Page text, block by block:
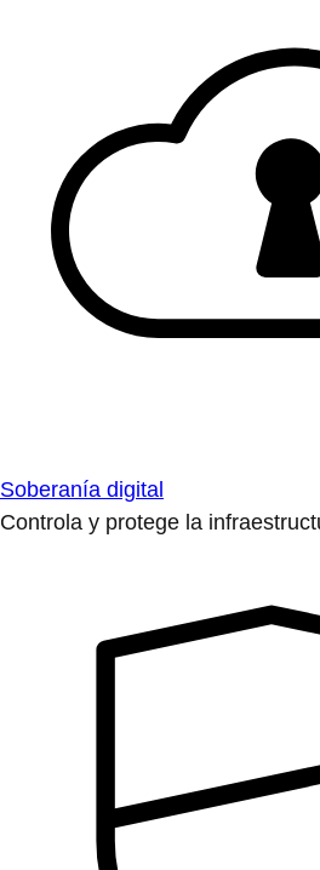
Soberanía digital
Controla y protege la